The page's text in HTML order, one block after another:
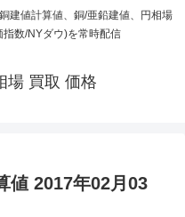
建値計算値、銅/亜鉛建値、円相場
数/NYダウ)を常時配信
場 買取 価格
値 2017年02月03